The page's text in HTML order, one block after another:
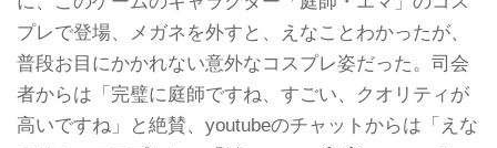
プレで登場、メガネを外すと、えなことわかったが、
普段お目にかかれない意外なコスプレ姿だった。司会
者からは「完璧に庭師ですね、すごい、クオリティが
高いですね」と絶賛、youtubeのチャットからは「えな